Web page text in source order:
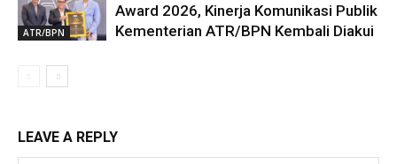
ATR/BPN
Award 2026, Kinerja Komunikasi Publik
Kementerian ATR/BPN Kembali Diakui
LEAVE A REPLY